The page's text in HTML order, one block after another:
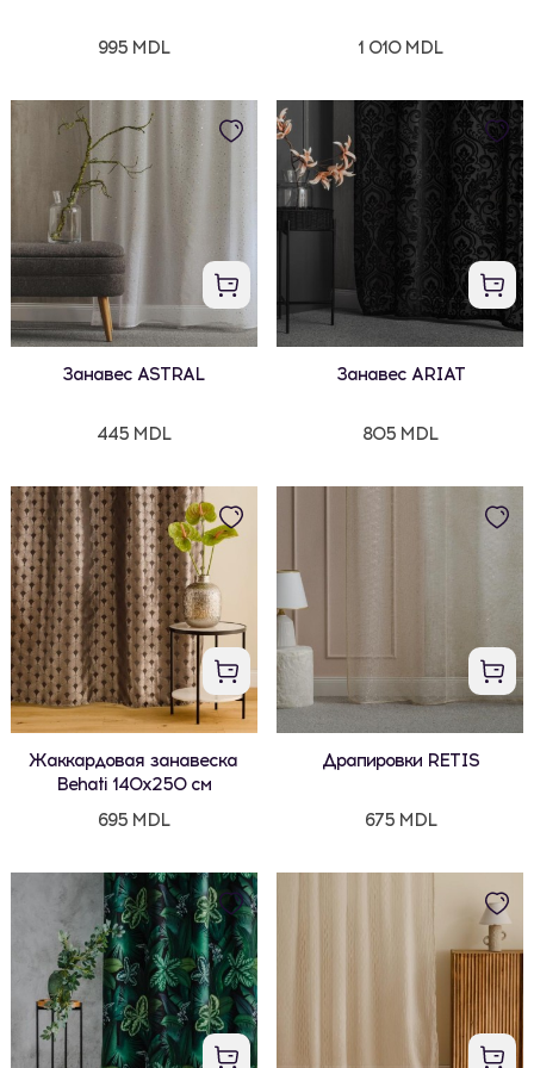
995 MDL 1 010 MDL
Занавес ASTRAL
445 MDL
Занавес ARIAT
805 MDL
Жаккардовая занавеска
Behati 140x250 см
695 MDL
Драпировки RETIS
675 MDL